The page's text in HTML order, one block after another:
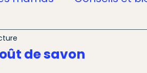
de savon